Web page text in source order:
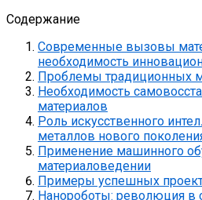
Содержание
Современные вызовы
необходимость
Проблемы традиционных
Необходимость
материалов
Роль искусственного
металлов нового
Применение машинного
материаловедении
Примеры успешных
Нанороботы: революция в